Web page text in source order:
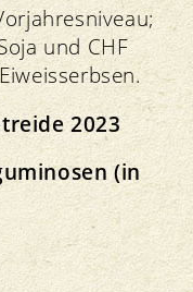
und CHF
2023
(in